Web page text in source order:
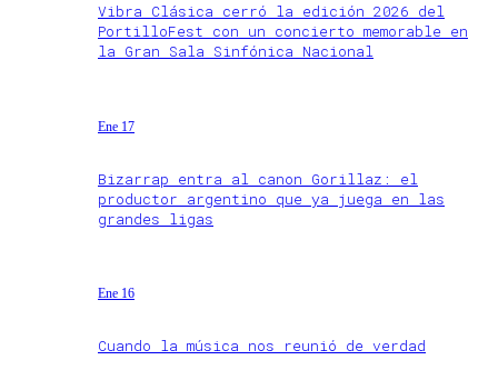
Vibra Clásica cerró la edición 2026 del
PortilloFest con un concierto memorable en
la Gran Sala Sinfónica Nacional
Ene 17
Bizarrap entra al canon Gorillaz: el
productor argentino que ya juega en las
grandes ligas
Ene 16
Cuando la música nos reunió de verdad